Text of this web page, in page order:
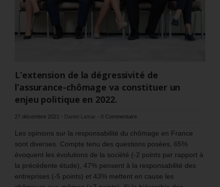
L’extension de la dégressivité de
l’assurance-chômage va constituer un
enjeu politique en 2022.
27 décembre 2021 - Daniel Lamar - 0 Commentaire
Les opinions sur la responsabilité du chômage en France
sont diverses. Compte tenu des questions posées, 65%
évoquent les évolutions de la société (-2 points par rapport à
la précédente étude), 47% pensent à la responsabilité des
entreprises (-5 points) et 43% mettent en cause les